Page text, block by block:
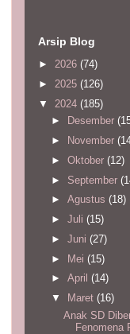
Arsip Blog
► 2026 (74)
► 2025 (126)
▼ 2024 (185)
►
Desember
►
November
► Oktober (12)
► September
► Agustus (18)
► Juli (15)
► Juni (27)
► Mei (15)
► April (14)
▼
Maret (16)
Anak SD
Fenomena